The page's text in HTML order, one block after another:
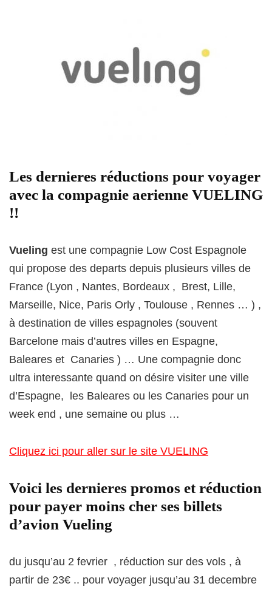
Les dernieres réductions pour voyager
avec la compagnie aerienne VUELING
!!
Vueling est une compagnie Low Cost Espagnole
qui propose des departs depuis plusieurs villes de
France (Lyon , Nantes, Bordeaux , Brest, Lille,
Marseille, Nice, Paris Orly , Toulouse , Rennes … ) ,
à destination de villes espagnoles (souvent
Barcelone mais d’autres villes en Espagne,
Baleares et Canaries ) … Une compagnie donc
ultra interessante quand on désire visiter une ville
d’Espagne, les Baleares ou les Canaries pour un
week end , une semaine ou plus …
Cliquez ici pour aller sur le site VUELING
Voici les dernieres promos et réduction
pour payer moins cher ses billets
d’avion Vueling
du jusqu’au 2 fevrier , réduction sur des vols , à
partir de 23€ .. pour voyager jusqu’au 31 decembre